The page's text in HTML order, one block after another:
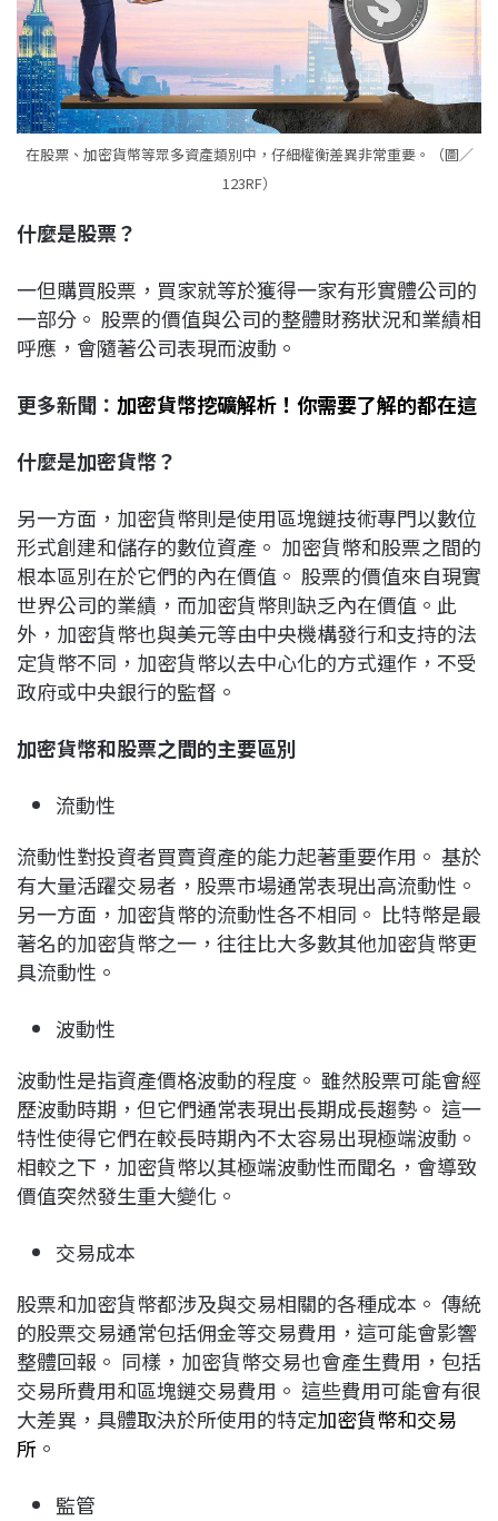
在股票、加密貨幣等眾多資產類別中，仔細權衡差異非常重要。（圖／
123RF）
什麼是股票？
一但購買股票，買家就等於獲得一家有形實體公司的
一部分。 股票的價值與公司的整體財務狀況和業績相
呼應，會隨著公司表現而波動。
更多新聞： 加密貨幣挖礦解析！你需要了解的都在這
什麼是加密貨幣？
另一方面，加密貨幣則是使用區塊鏈技術專門以數位
形式創建和儲存的數位資產。 加密貨幣和股票之間的
根本區別在於它們的內在價值。 股票的價值來自現實
世界公司的業績，而加密貨幣則缺乏內在價值。此
外，加密貨幣也與美元等由中央機構發行和支持的法
定貨幣不同，加密貨幣以去中心化的方式運作，不受
政府或中央銀行的監督。
加密貨幣和股票之間的主要區別
流動性
流動性對投資者買賣資產的能力起著重要作用。 基於
有大量活躍交易者，股票市場通常表現出高流動性。
另一方面，加密貨幣的流動性各不相同。 比特幣是最
著名的加密貨幣之一，往往比大多數其他加密貨幣更
具流動性。
波動性
波動性是指資產價格波動的程度。 雖然股票可能會經
歷波動時期，但它們通常表現出長期成長趨勢。 這一
特性使得它們在較長時期內不太容易出現極端波動。
相較之下，加密貨幣以其極端波動性而聞名，會導致
價值突然發生重大變化。
交易成本
股票和加密貨幣都涉及與交易相關的各種成本。 傳統
的股票交易通常包括佣金等交易費用，這可能會影響
整體回報。 同樣，加密貨幣交易也會產生費用，包括
交易所費用和區塊鏈交易費用。 這些費用可能會有很
大差異，具體取決於所使用的特定加密貨幣和交易
所 。
監管